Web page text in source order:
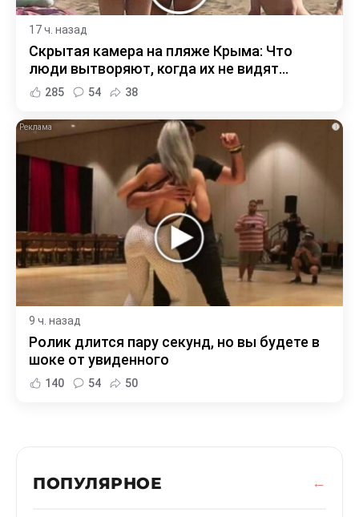
17 ч. назад
Скрытая камера на пляже Крыма: Что
люди вытворяют, когда их не видят...
285 54 38
i
9 ч. назад
Ролик длится пару секунд, но вы будете в
шоке от увиденного
140 54 50
ПОПУЛЯРНОЕ